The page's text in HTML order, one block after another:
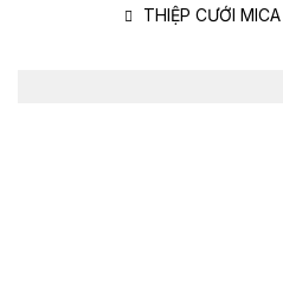
THIỆP CƯỚI